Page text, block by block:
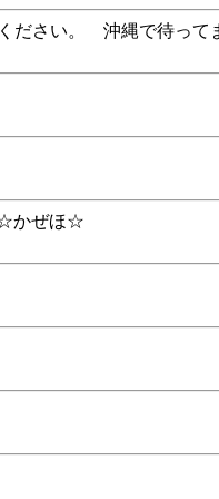
ださい。 沖縄で待って
☆かぜほ☆